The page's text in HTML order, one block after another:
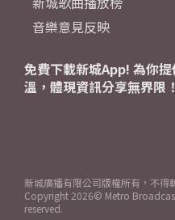
音樂意見反映
免費下載新城App! 為你
溫，體現資訊分享無界限！
新城廣播有限公司版權所有，不得
Copyright 2026© Metro
reserved.